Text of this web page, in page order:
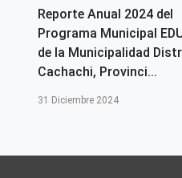
Reporte Anual 2024 del
Programa Municipal
de la Municipalidad
Cachachi, Provinci...
31 Diciembre 2024